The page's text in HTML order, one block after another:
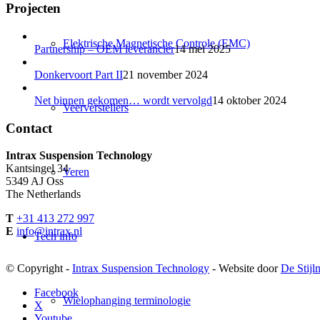
Elektrische Magnetische Controle (EMC)
Veerverstellers
Veren
Tech info
Wielophanging terminologie
Projecten
Partnership – OEM leverancier14 mei 2025
Donkervoort Part II21 november 2024
Net binnen gekomen… wordt vervolgd14 oktober 2024
Contact
Intrax Suspension Technology
Kantsingel 34
5349 AJ Oss
The Netherlands
T +31 413 272 997
E info@intrax.nl
© Copyright - Intrax Suspension Technology - Website doorDe
Facebook
X